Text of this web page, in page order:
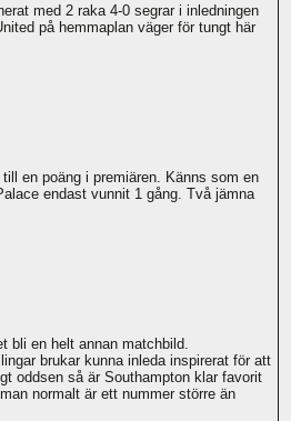
med 2 raka 4-0 segrar i inledningen
på hemmaplan väger för tungt här
en poäng i premiären. Känns som en
endast vunnit 1 gång. Två jämna
bli en helt annan matchbild.
brukar kunna inleda inspirerat för att
oddsen så är Southampton klar favorit
normalt är ett nummer större än